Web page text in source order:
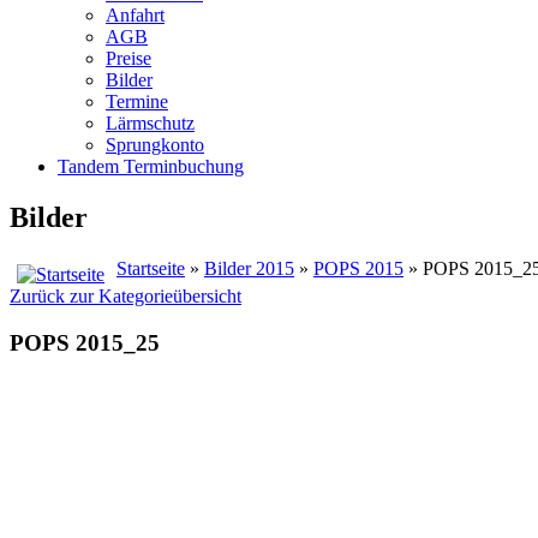
Anfahrt
AGB
Preise
Bilder
Termine
Lärmschutz
Sprungkonto
Tandem Terminbuchung
Bilder
Startseite » Bilder 2015 » POPS 2015 » POPS
Zurück zur Kategorieübersicht
POPS 2015_25